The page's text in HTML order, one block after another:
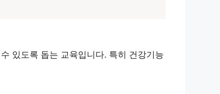
있도록 돕는 교육입니다. 특히 건강기능